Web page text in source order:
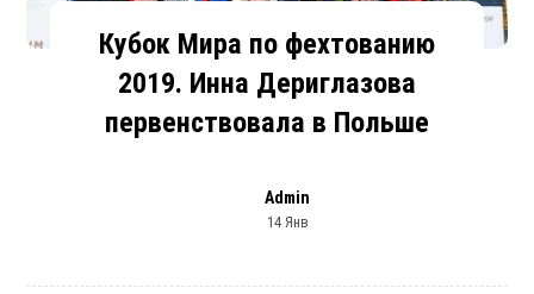
Кубок Мира по фехтованию
2019. Инна Дериглазова
первенствовала в Польше
Admin
14 Янв